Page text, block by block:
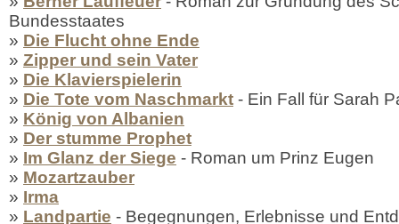
Bundesstaates
» Die Flucht ohne Ende
» Zipper und sein Vater
» Die Klavierspielerin
» Die Tote vom Naschmarkt - Ein Fall für Sarah
» König von Albanien
» Der stumme Prophet
» Im Glanz der Siege - Roman um Prinz Eugen
» Mozartzauber
» Irma
» Landpartie - Begegnungen, Erlebnisse und